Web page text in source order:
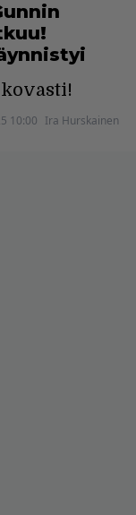
10:00 Ira Hurskainen